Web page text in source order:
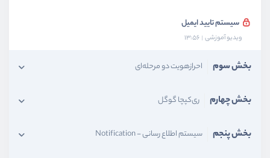
سیستم تایید ایمیل
ویدیو آموزشی 13:56
بخش سوم احرازهویت دو مرحله‌ای
بخش چهارم ری‌کپچا گوگل
بخش پنجم سیستم اطلاع رسانی - Notification